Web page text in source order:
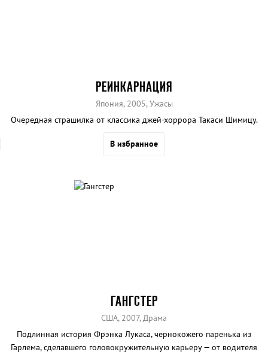
РЕИНКАРНАЦИЯ
Япония, 2005, Ужасы
Очередная страшилка от классика джей-хоррора Такаси Шимицу.
В избранное
ГАНГСТЕР
США, 2007, Драма
Подлинная история Фрэнка Лукаса, чернокожего паренька из
Гарлема, сделавшего головокружительную карьеру — от водителя